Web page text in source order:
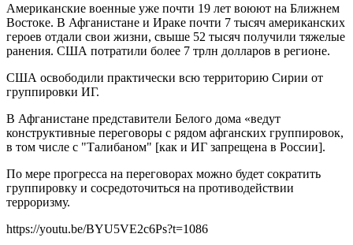
Американские военные уже почти 19 лет воюют на Ближнем
Востоке. В Афганистане и Ираке почти 7 тысяч американских
героев отдали свои жизни, свыше 52 тысяч получили тяжелые
ранения. США потратили более 7 трлн долларов в регионе.
США освободили практически всю территорию Сирии от
группировки ИГ.
В Афганистане представители Белого дома «ведут
конструктивные переговоры с рядом афганских группировок,
в том числе с "Талибаном" [как и ИГ запрещена в России].
По мере прогресса на переговорах можно будет сократить
группировку и сосредоточиться на противодействии
терроризму.
https://youtu.be/BYU5VE2c6Ps?t=1086